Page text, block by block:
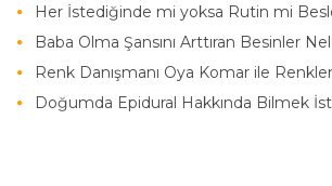
Her İstediğinde mi yoksa Rutin mi
Baba Olma Şansını Arttıran Besinler
Renk Danışmanı Oya Komar ile
Doğumda Epidural Hakkında Bilmek